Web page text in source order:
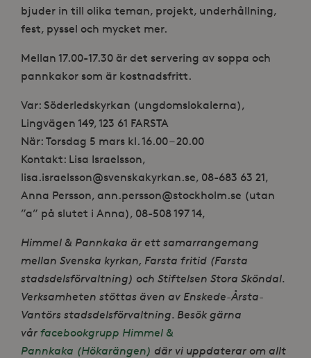
bjuder in till olika teman, projekt, underhållning,
fest, pyssel och mycket mer.
Mellan 17.00-17.30 är det servering av soppa och
pannkakor som är kostnadsfritt.
Var: Söderledskyrkan (ungdomslokalerna),
Lingvägen 149, 123 61 FARSTA
När: Torsdag 5 mars kl. 16.00 – 20.00
Kontakt: Lisa Israelsson,
lisa.israelsson@svenskakyrkan.se, 08-683 63 21,
Anna Persson, ann.persson@stockholm.se (utan
”a” på slutet i Anna), 08-508 197 14,
Himmel & Pannkaka är ett samarrangemang
mellan Svenska kyrkan, Farsta fritid (Farsta
stadsdelsförvaltning) och Stiftelsen Stora Sköndal.
Verksamheten stöttas även av Enskede-Årsta-
Vantörs stadsdelsförvaltning. Besök gärna
vår facebookgrupp Himmel &
Pannkaka (Hökarängen) där vi uppdaterar om allt